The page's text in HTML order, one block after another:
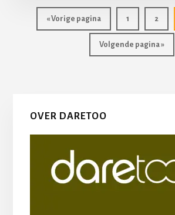
« Vorige pagina Pagina
1 Pagina
2
Volgende pagina »
Primaire
Sidebar
OVER DARETOO